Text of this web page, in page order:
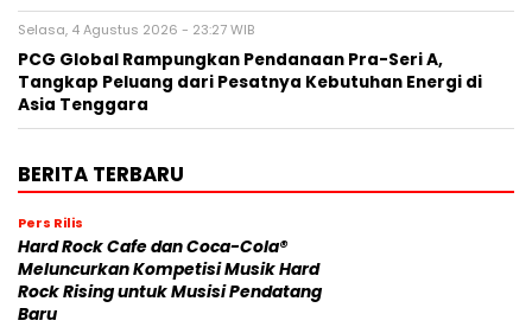
Selasa, 4 Agustus 2026 - 23:27 WIB
PCG Global Rampungkan Pendanaan Pra-Seri A,
Tangkap Peluang dari Pesatnya Kebutuhan Energi di
Asia Tenggara
BERITA TERBARU
Pers Rilis
Hard Rock Cafe dan Coca-Cola®
Meluncurkan Kompetisi Musik Hard
Rock Rising untuk Musisi Pendatang
Baru